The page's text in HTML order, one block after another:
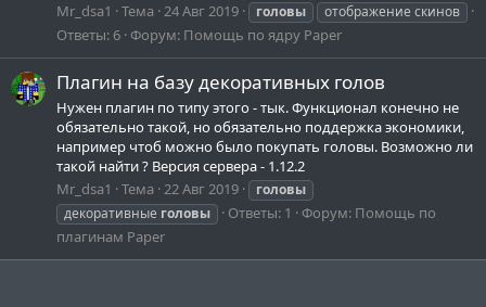
Mr_dsa1
Тема 24 Авг 2019 головы отображение скинов
Ответы: 6 Форум: Помощь по ядру Paper
Плагин на базу декоративных голов
Нужен плагин по типу этого - тык. Функционал конечно не
обязательно такой, но обязательно поддержка экономики,
например чтоб можно было покупать головы. Возможно ли
такой найти ? Версия сервера - 1.12.2
Mr_dsa1
Тема 22 Авг 2019
головы
декоративные головы Ответы: 1 Форум: Помощь по
плагинам Paper